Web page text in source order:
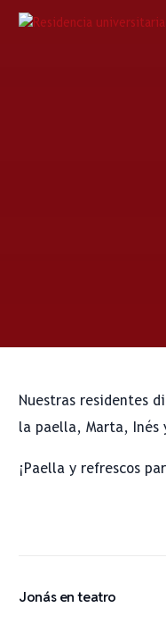
Nuestras residentes
la paella, Marta,
¡Paella y refrescos
Jonás en teatro